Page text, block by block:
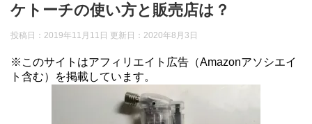
ケトーチの使い方と販売店は？
投稿日：2019年11月11日 更新日： 2020年8月3日
※このサイトはアフィリエイト広告（Amazonアソシエイ
ト含む）を掲載しています。